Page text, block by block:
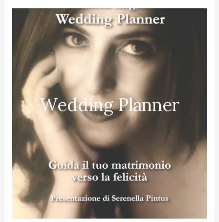
Wedding Planner